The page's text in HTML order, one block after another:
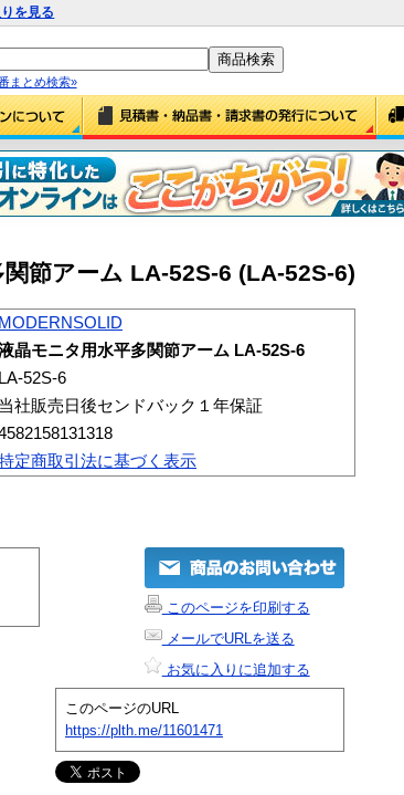
を見る
まとめ検索»
節アーム LA-52S-6 (LA-52S-6)
MODERNSOLID
晶モニタ用水平多関節アーム LA-52S-6
LA-52S-6
当社販売日後センドバック１年保証
定商取引法に基づく表示
このページを印刷する
メールでURLを送る
お気に入りに追加する
このページのURL
https://plth.me/11601471